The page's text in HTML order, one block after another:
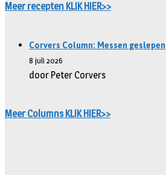
Meer recepten KLIK HIER>>
Corvers Column: Messen geslepen
8 juli 2026
door Peter Corvers
Meer Columns KLIK HIER>>